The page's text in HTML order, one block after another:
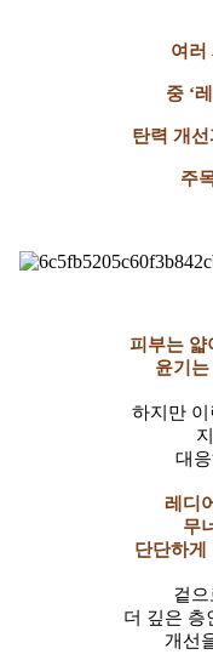
여러
중 ‘
탄력 개
주
피부는 얇
윤기
하지만
대
레디
무
단단하게
겉
더 깊은 층
개선